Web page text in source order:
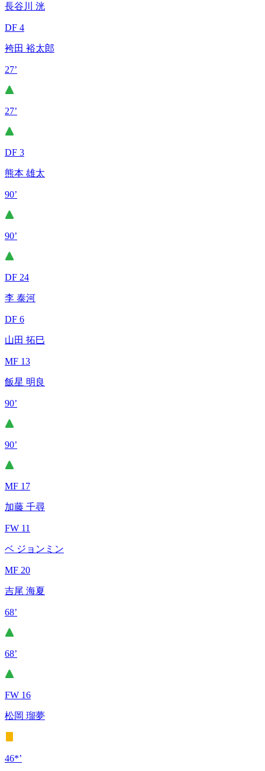
長谷川 洸
DF 4
袴田 裕太郎
27’
27’
DF 3
熊本 雄太
90’
90’
DF 24
李 泰河
DF 6
山田 拓巳
MF 13
飯星 明良
90’
90’
MF 17
加藤 千尋
FW 11
ベ ジョンミン
MF 20
吉尾 海夏
68’
68’
FW 16
松岡 瑠夢
46*’